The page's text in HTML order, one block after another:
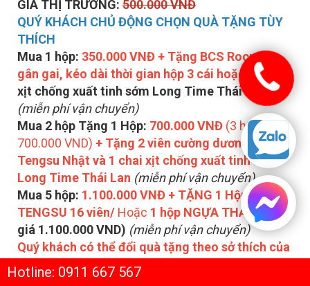
GIÁ THỊ TRƯỜNG: 500.000 VNĐ
QUÝ KHÁCH CHỦ ĐỘNG CHỌN QUÀ TẶNG TÙY
THÍCH
Mua 1 hộp: 350.000 VNĐ + Tặng BCS Rocmen
gân gai, kéo dài thời gian hộp 3 cái hoặc
1 chai
xịt chống xuất tinh sớm Long Time Thái Lan
(miễn phí vận chuyển)
Mua 2 hộp Tặng 1 Hộp: 700.000 VNĐ (3 hộp
700.000 VND) + Tặng 2 viên cường dương
Tengsu Nhật và 1 chai xịt chống xuất tinh sớm
Long Time Thái Lan (miễn phí vận chuyển)
Mua 5 hộp: 1.100.000 VNĐ + TẶNG 1 Hộp JAPAN
TENGSU 16 viên/ Hoặc 1 hộp NGỰA THÁI(6 hộp
giá 1.100.000 VND) (miễn phí vận chuyển)
Quý khách có thể đổi quà tặng theo sở thích của
mình
Hotline: 0911 667 567